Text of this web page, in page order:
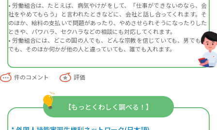
• 労働組合は、たとえば、病気やけがをして、「仕事ができないのなら、会
社をやめてもらう」と言われたときなどに、会社と話し合ってくれます。そ
のほか、給料の支払いで問題があったり、やめさせられそうになったりした
ときや、パワハラ、セクハラなどの相談にも対応してくれます。
• 労働組合には、どこの国の人でも、どんな宗教を信じていても、男でも女
でも、そのほか何かが他の人と違っていても、誰でも入れます。
件のコメント 評価
【もっとくわしく調べる！】